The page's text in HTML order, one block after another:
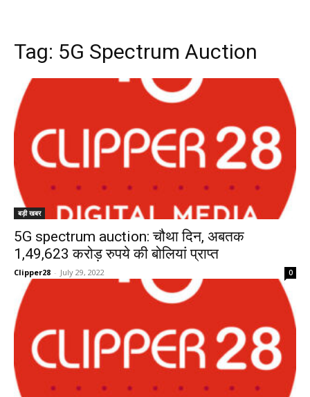
Tag: 5G Spectrum Auction
बड़ी खबर
5G spectrum auction: चौथा दिन, अबतक
1,49,623 करोड़ रुपये की बोलियां प्राप्त
Clipper28 - July 29, 2022 0